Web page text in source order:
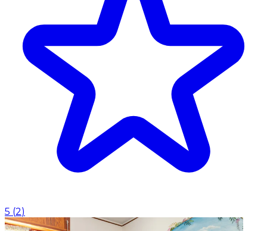
5 (2)